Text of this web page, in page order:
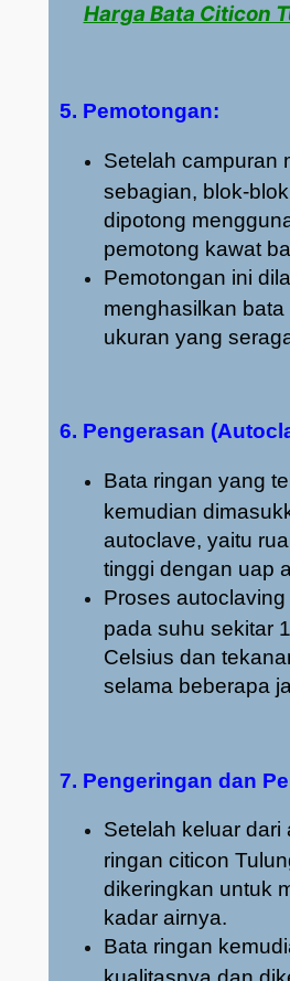
Harga Bata Citicon
5. Pemotongan:
Setelah campuran
sebagian, blok-
dipotong
pemotong kawat
Pemotongan ini
menghasilkan
ukuran yang
6. Pengerasan
Bata ringan yang
kemudian
autoclave, yaitu
tinggi dengan uap
Proses
pada suhu sekitar
Celsius dan
selama beberapa
7. Pengeringan dan
Setelah keluar dari
ringan citicon
dikeringkan untuk
kadar airnya.
Bata ringan